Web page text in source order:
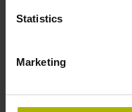
Statistics
Marketing
Sub-D Stecker, 2-